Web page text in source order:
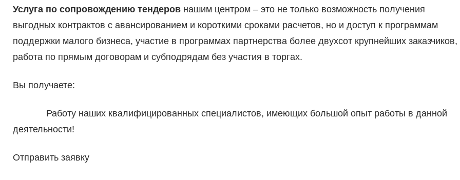
Услуга по сопровождению тендеровнашим центром – это не только возможность получения
выгодных контрактов с авансированием и короткими сроками расчетов, но и доступ к программам
поддержки малого бизнеса, участие в программах партнерства более двухсот крупнейших заказчиков,
работа по прямым договорам и субподрядам без участия в торгах.
Вы получаете:
Работу наших квалифицированных специалистов, имеющих большой опыт работы в данной
деятельности!
Отправить заявку